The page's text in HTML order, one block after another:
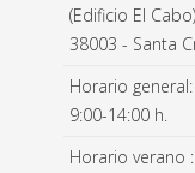
(Edificio El Cabo)
38003 - Santa
Horario
9:00-14:00 h.
Horario verano